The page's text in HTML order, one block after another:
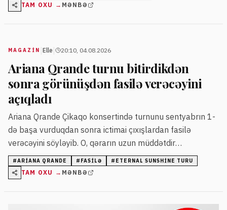
TAM OXU → MƏNBƏ
MAGAZİN Elle 20:10, 04.08.2026
Ariana Qrande turnu bitirdikdən
sonra görünüşdən fasilə verəcəyini
açıqladı
Ariana Qrande Çikaqo konsertində turnunu sentyabrın 1-
də başa vurduqdan sonra ictimai çıxışlardan fasilə
verəcəyini söyləyib. O, qərarın uzun müddətdir
planlaşdırıldığını və impulsiv olmadığını vurğulayıb.
#ARIANA QRANDE # FASILƏ # ETERNAL SUNSHINE TURU
TAM OXU → MƏNBƏ